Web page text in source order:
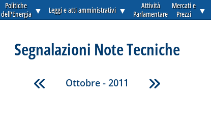
Politiche
dell'Energia ▼ Leggi e atti amministrativi ▼
Attività
Parlamentare
Mercati e
Prezzi
▼
Segnalazioni Note Tecniche
Ottobre - 2011